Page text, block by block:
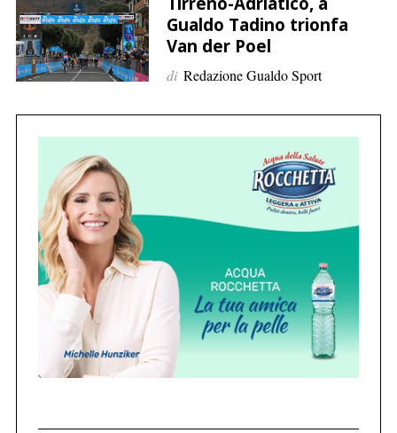
e
r
:
Gualdo Tadino trionfa
Van der Poel
di Redazione Gualdo Sport
C
e
r